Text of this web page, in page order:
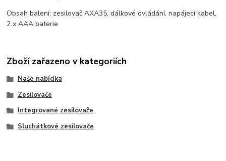
Obsah balení: zesilovač AXA35, dálkové ovládání, napájecí kabel,
2 x AAA baterie
Zboží zařazeno v kategoriích
Naše nabídka
Zesilovače
Integrované zesilovače
Sluchátkové zesilovače